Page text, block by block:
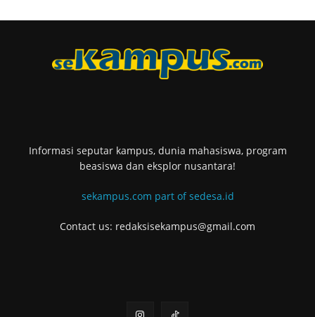
Informasi seputar kampus, dunia mahasiswa, program
beasiswa dan eksplor nusantara!
sekampus.com part of sedesa.id
Contact us: redaksisekampus@gmail.com